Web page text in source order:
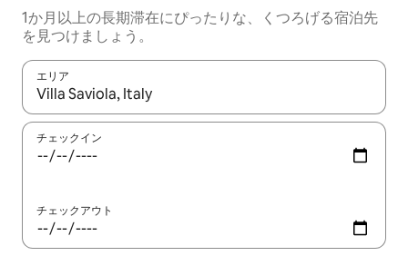
1か月以上の長期滞在にぴったりな、くつろげる宿泊先
を見つけましょう。
エリア
検索結果が表示されたら、上下の矢印キーを使って移動するか
チェックイン
チェックアウト